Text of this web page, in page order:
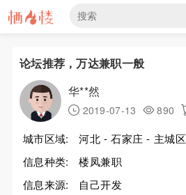
论坛推荐，万达兼职一般
华**然
2019-07-13 890
城市区域:
河北 - 石家庄 - 主城区
信息种类:
楼凤兼职
信息来源:
自己开发